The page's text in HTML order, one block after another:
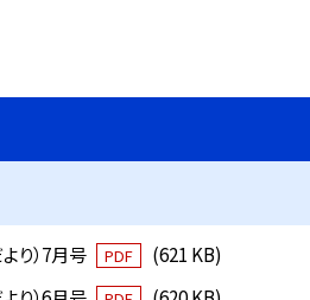
り）7月号 PDF
(621 KB)